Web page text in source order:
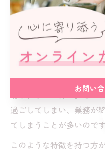
カウンセリングに訪れ
で特に「消耗しやすい
うした方は、周囲の評価
すく、相手の顔色を伺い
るケースが見受けられま
切られるのが怖い」とい
過ごしてしまい、業務が
てしまうことが多いのです
このような特徴を持つ方
お問い
お問い